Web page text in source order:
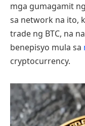
mga gumagamit
sa network na ito,
trade ng BTC, na
benepisyo mula sa
cryptocurrency.